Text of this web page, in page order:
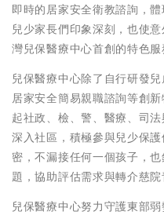
即時的居家安全衛教諮詢，
兒少家長們印象深刻，也使
灣兒保醫療中心首創的特色服
兒保醫療中心除了自行研發
居家安全簡易親職諮詢等創
起社政、檢、警、醫療、司
深入社區，積極參與兒少保
密，不漏接任何一個孩子，
題，協助評估需求與轉介慈
兒保醫療中心努力守護東部